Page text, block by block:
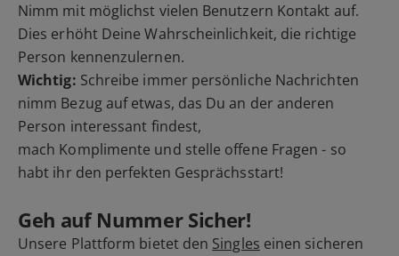
Nimm mit möglichst vielen Benutzern Kontakt auf.
Dies erhöht Deine Wahrscheinlichkeit, die richtige
Person kennenzulernen.
Wichtig: Schreibe immer persönliche Nachrichten
nimm Bezug auf etwas, das Du an der anderen
Person interessant findest,
mach Komplimente und stelle offene Fragen - so
habt ihr den perfekten Gesprächsstart!
Geh auf Nummer Sicher!
Unsere Plattform bietet den Singles einen sicheren